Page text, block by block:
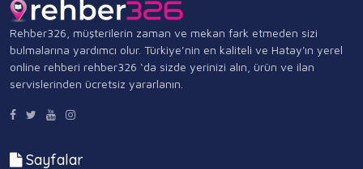
Rehber326, müşterilerin zaman ve mekan fark etmeden sizi
bulmalarına yardımcı olur. Türkiye’nin en kaliteli ve Hatay'ın yerel
online rehberi rehber326 ‘da sizde yerinizi alın, ürün ve ilan
servislerinden ücretsiz yararlanın.
Sayfalar